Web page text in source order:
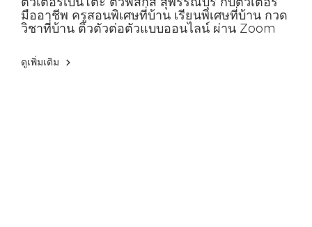
มืออาชีพ ครูสอนพิเศษที่บ้าน เรียนพิเศษที่บ้าน กวด
วิชาที่บ้าน ติวตัวต่อตัวแบบออนไลน์ ผ่าน Zoom
ดูเพิ่มเติม